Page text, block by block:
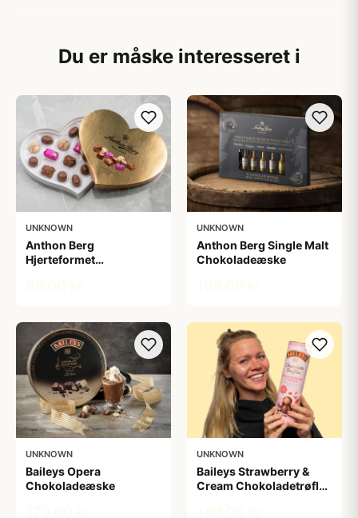
Du er måske interesseret i
UNKNOWN
Anthon Berg
Hjerteformet
UNKNOWN
Anthon Berg Single Malt
Chokoladeæske
UNKNOWN
Baileys Opera
Chokoladeæske
UNKNOWN
Baileys Strawberry &
Cream Chokoladetrøfler